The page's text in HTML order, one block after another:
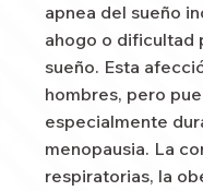
apnea del sueño
ahogo o dificultad
sueño. Esta
hombres, pero
especialmente
menopausia. La
respiratorias, la